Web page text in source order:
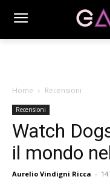
Home Recensioni
Recensioni
Watch
il mondo
Aurelio Vindigni Ricca -